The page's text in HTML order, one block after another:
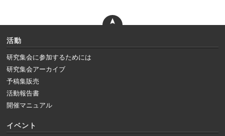
活動
研究集会に参加するためには
研究集会アーカイブ
予稿集販売
活動報告書
開催マニュアル
イベント